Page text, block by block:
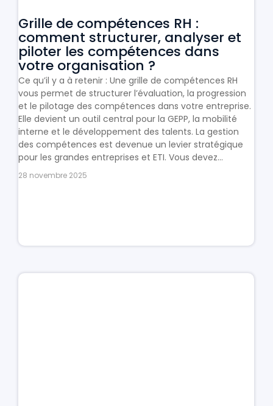
Grille de compétences RH :
comment structurer, analyser et
piloter les compétences dans
votre organisation ?
Ce qu’il y a à retenir : Une grille de compétences RH
vous permet de structurer l’évaluation, la progression
et le pilotage des compétences dans votre entreprise.
Elle devient un outil central pour la GEPP, la mobilité
interne et le développement des talents. La gestion
des compétences est devenue un levier stratégique
pour les grandes entreprises et ETI. Vous devez...
28 novembre 2025